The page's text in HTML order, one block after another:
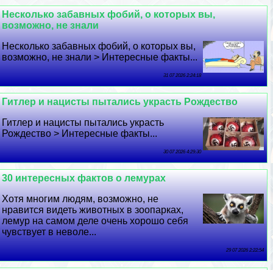
Несколько забавных фобий, о которых вы,
возможно, не знали
Несколько забавных фобий, о которых вы,
возможно, не знали > Интересные факты...
31 07 2026 2:24:18
Гитлер и нацисты пытались украсть Рождество
Гитлер и нацисты пытались украсть
Рождество > Интересные факты...
30 07 2026 4:29:30
30 интересных фактов о лемурах
Хотя многим людям, возможно, не
нравится видеть животных в зоопарках,
лемур на самом деле очень хорошо себя
чувствует в неволе...
29 07 2026 2:22:54